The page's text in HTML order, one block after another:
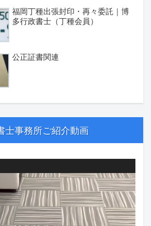
福岡丁種出張封印・再々委託｜博
多行政書士（丁種会員）
公正証書関連
士事務所ご紹介動画